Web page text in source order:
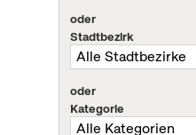
oder
Stadtbezirk
oder
Kategorie